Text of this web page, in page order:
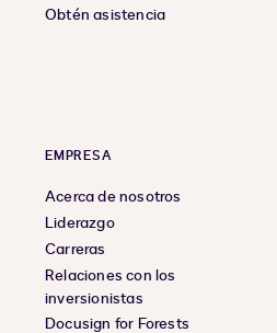
Obtén asistencia
EMPRESA
Acerca de nosotros
Liderazgo
Carreras
Relaciones con los
inversionistas
Docusign for Forests